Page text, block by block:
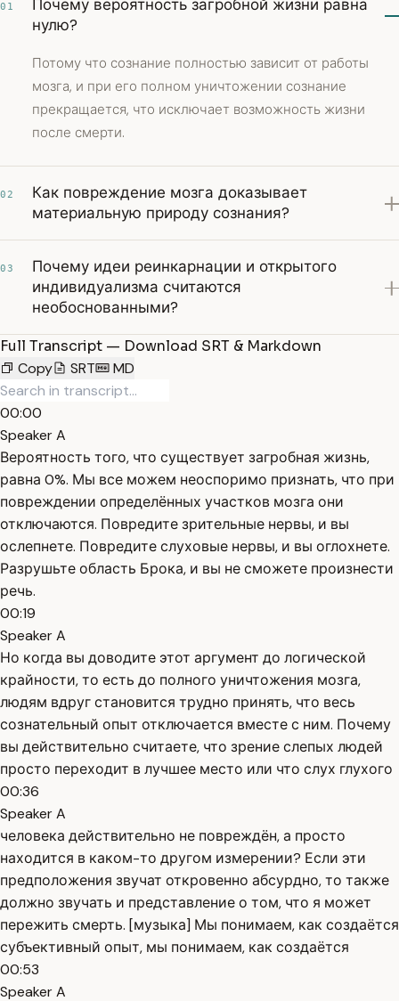
01
Почему вероятность загробной жизни равна
нулю?
Потому что сознание полностью зависит от работы
мозга, и при его полном уничтожении сознание
прекращается, что исключает возможность жизни
после смерти.
02
Как повреждение мозга доказывает
материальную природу сознания?
03
Почему идеи реинкарнации и открытого
индивидуализма считаются
необоснованными?
Full Transcript — Download SRT & Markdown
Copy
SRT MD
00:00
Speaker A
Вероятность того, что существует загробная жизнь,
равна 0%. Мы все можем неоспоримо признать, что при
повреждении определённых участков мозга они
отключаются. Повредите зрительные нервы, и вы
ослепнете. Повредите слуховые нервы, и вы оглохнете.
Разрушьте область Брока, и вы не сможете произнести
речь.
00:19
Speaker A
Но когда вы доводите этот аргумент до логической
крайности, то есть до полного уничтожения мозга,
людям вдруг становится трудно принять, что весь
сознательный опыт отключается вместе с ним. Почему
вы действительно считаете, что зрение слепых людей
просто переходит в лучшее место или что слух глухого
00:36
Speaker A
человека действительно не повреждён, а просто
находится в каком-то другом измерении? Если эти
предположения звучат откровенно абсурдно, то также
должно звучать и представление о том, что я может
пережить смерть. [музыка] Мы понимаем, как создаётся
субъективный опыт, мы понимаем, как создаётся
00:53
Speaker A